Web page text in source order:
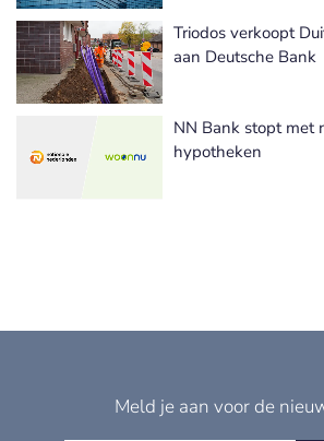
Triodos verkoopt
aan Deutsche Bank
NN Bank stopt met
hypotheken
Meld je aan voor de